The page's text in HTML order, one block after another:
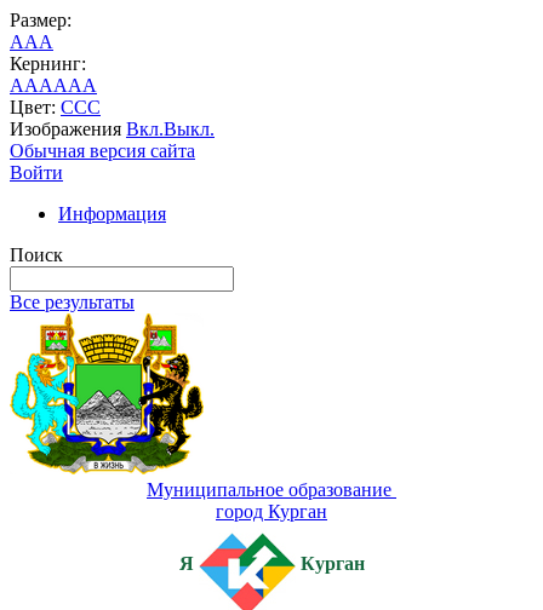
Размер:
AAA
Кернинг:
AAAAAA
Цвет: CCC
Изображения Вкл.Выкл.
Обычная версия сайта
Войти
Информация
Поиск
Все результаты
Муниципальное образование
город Курган
Я Курган